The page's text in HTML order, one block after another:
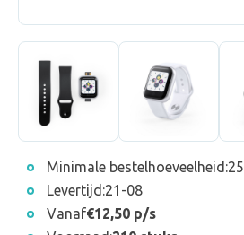
Minimale bestelhoeveelheid:25
Levertijd:21-08
Vanaf€12,50 p/s